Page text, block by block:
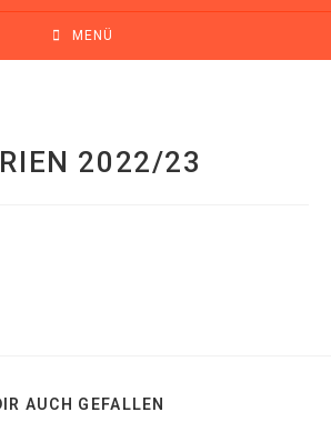
MENÜ
2022/23
AUCH GEFALLEN